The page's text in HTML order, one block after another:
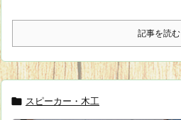
記事を読む
 スピーカー・木工